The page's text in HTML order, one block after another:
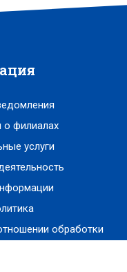
филиалах
услуги
обработки